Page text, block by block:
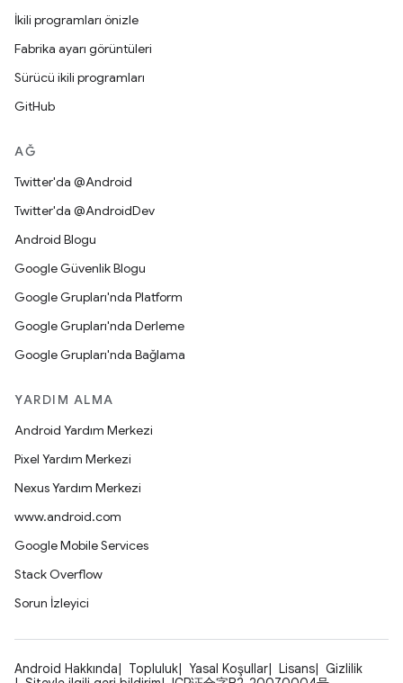
İkili programları önizle
Fabrika ayarı görüntüleri
Sürücü ikili programları
GitHub
AĞ
Twitter'da @Android
Twitter'da @AndroidDev
Android Blogu
Google Güvenlik Blogu
Google Grupları'nda Platform
Google Grupları'nda Derleme
Google Grupları'nda Bağlama
YARDIM ALMA
Android Yardım Merkezi
Pixel Yardım Merkezi
Nexus Yardım Merkezi
www.android.com
Google Mobile Services
Stack Overflow
Sorun İzleyici
Android Hakkında Topluluk Yasal Koşullar Lisans
Gizlilik